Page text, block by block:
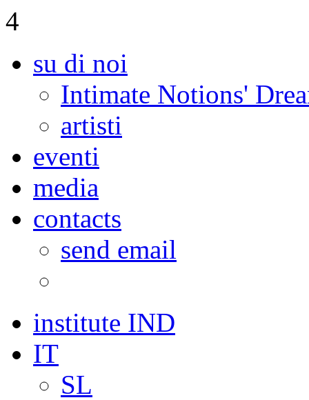
4
su di noi
Intimate Notions'
artisti
eventi
media
contacts
send email
institute IND
IT
SL